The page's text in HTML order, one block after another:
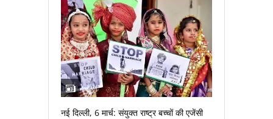
नई दिल्ली, 6 मार्च: संयुक्त राष्ट्र बच्चों की एजेंसी